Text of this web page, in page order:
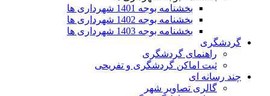
بخشنامه بوجه 1401 شهرداری ها
بخشنامه بوجه 1402 شهرداری ها
بخشنامه بوجه 1403 شهرداری ها
گردشگری
راهنمای گردشگری
ثبت اماکن گردشگری و تفریحی
چند رسانه ای
گالری تصاویر شهر